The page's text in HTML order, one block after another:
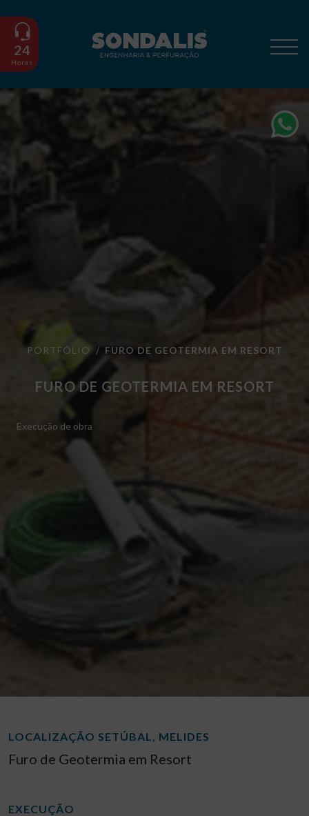
24
Horas
PORTFÓLIO FURO DE GEOTERMIA EM RESORT
FURO DE GEOTERMIA EM RESORT
Execução de obra
LOCALIZAÇÃO SETÚBAL, MELIDES
Furo de Geotermia em Resort
EXECUÇÃO